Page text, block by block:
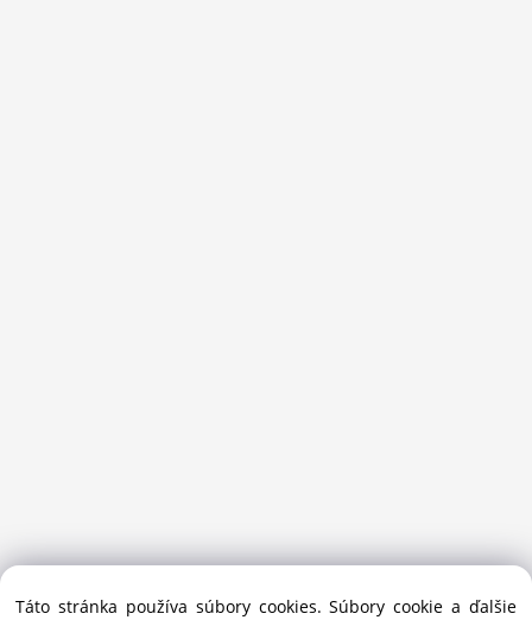
bežecké lyžovanie.
Táto stránka používa súbory cookies. Súbory cookie a ďalšie